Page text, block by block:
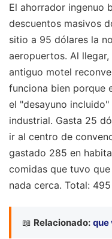
El ahorrador ingenuo
descuentos masivos
sitio a 95 dólares la
aeropuertos. Al
antiguo motel
funciona bien porque
el "desayuno
industrial. Gasta 25
ir al centro de
gastado 285 en
comidas que tuvo
nada cerca. Total:
📖 Relacionado: que